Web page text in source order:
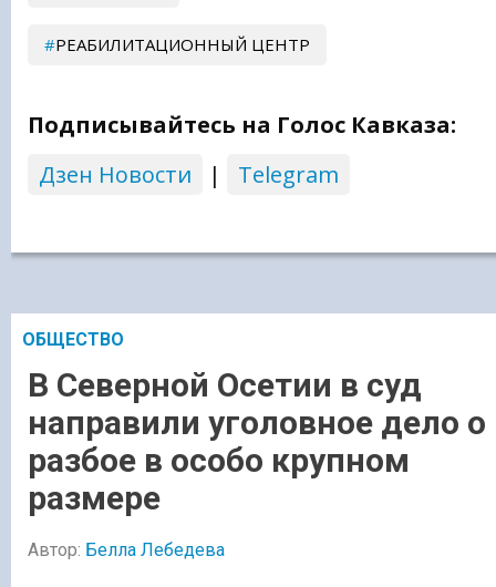
РЕАБИЛИТАЦИОННЫЙ ЦЕНТР
Подписывайтесь на Голос Кавказа:
Дзен Новости
| Telegram
ОБЩЕСТВО
В Северной Осетии в суд
направили уголовное дело о
разбое в особо крупном
размере
Автор: Белла Лебедева